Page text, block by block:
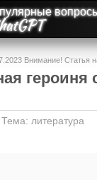
Внимание! Статья
и неточности.
героиня
Тема: литература